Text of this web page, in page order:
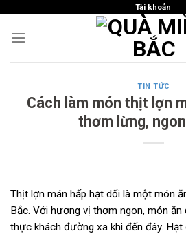
content
Tài khoản
TIN TỨC
Cách làm món thịt lợn
thơm lừng,
Thịt lợn mán hấp hạt dổi là một món
Bắc. Với hương vị thơm ngon, món ăn
thực khách đường xa khi đến đây.